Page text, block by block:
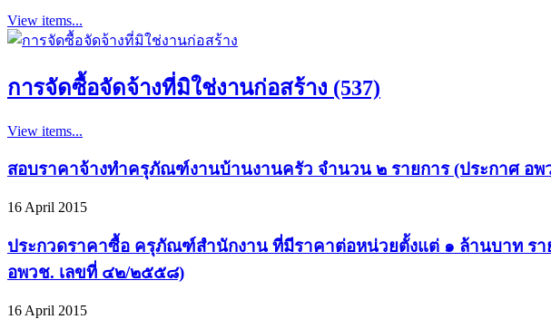
View items...
การจัดซื้อจัดจ้างที่มิใช่งานก่อสร้าง (537)
View items...
สอบราคาจ้างทำครุภัณฑ์งานบ้านงานครัว จำนวน ๒ รายการ (ประกาศ อพ
16 April 2015
ประกวดราคาซื้อ ครุภัณฑ์สำนักงาน ที่มีราคาต่อหน่วยตั้งแต่ ๑ ล้านบาท รา
อพวช. เลขที่ ๔๒/๒๕๕๘)
16 April 2015